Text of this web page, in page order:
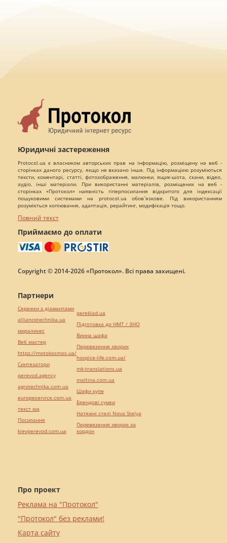
Юридичні застереження
Protocol.ua є власником авторських прав на інформацію, розміщену на веб -
сторінках даного ресурсу, якщо не вказано інше. Під інформацією розуміються
тексти, коментарі, статті, фотозображення, малюнки, ящик-шота, скани, відео,
аудіо, інші матеріали. При використанні матеріалів, розміщених на веб -
сторінках «Протокол» наявність гіперпосилання відкритого для індексації
пошуковими системами на protocol.ua обов`язкове. Під використанням
розуміється копіювання, адаптація, рерайтинг, модифікація тощо.
Повний текст
Приймаємо до оплати
Copyright © 2014-2026 «Протокол». Всі права захищені.
Про проект
Реклама на "Протокол"
"Протокол" без реклами!
Карта сайту
Партнери
Сережки з діамантами
alliancetechnika.ua
миралинкс
Веб мастер
https://motokosmos.ua/
Синтезатори
perevod.agency
agrotechnika.com.ua
europeservice.com.ua
текст юа
Посилання
kievperevod.com.ua
pereklad.ua
Підготовка до НМТ / ЗНО
Винна шафа
Перевезення хворих
hospice-life.com.ua/
mk-translations.ua
maltina.com.ua
Шафи купе
Брендові сумки
Натяжні стелі Nova Stelya
Перевезення хворих за
кордон